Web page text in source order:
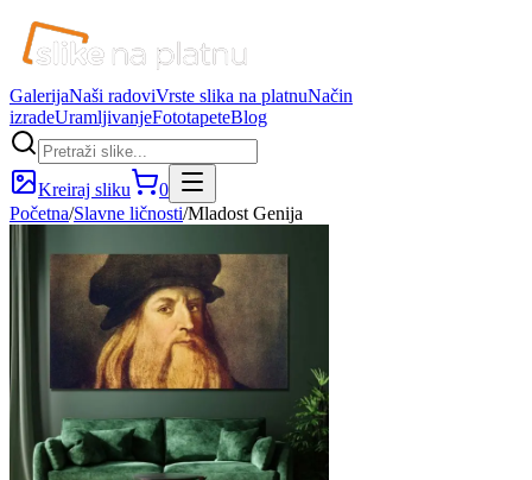
GalerijaNaši radoviVrste slika na platnuNačin
izradeUramljivanjeFototapeteBlog
Kreiraj sliku
0
Početna/Slavne ličnosti/Mladost Genija